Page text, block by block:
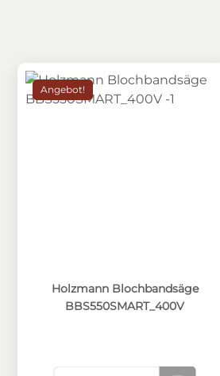
Angebot!
Holzmann Blochbandsäge
BBS550SMART_400V